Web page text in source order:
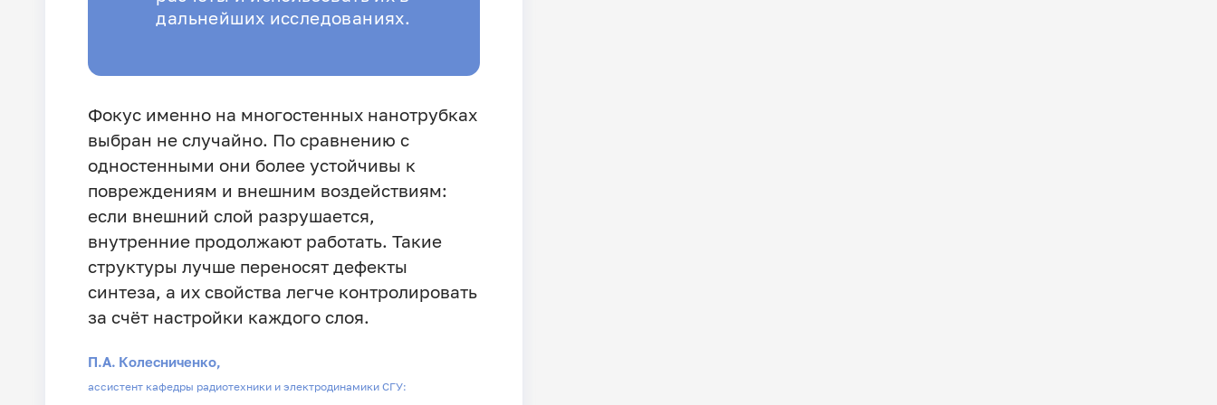
дальнейших исследованиях.
Фокус именно на многостенных нанотрубках
выбран не случайно. По сравнению с
одностенными они более устойчивы к
повреждениям и внешним воздействиям:
если внешний слой разрушается,
внутренние продолжают работать. Такие
структуры лучше переносят дефекты
синтеза, а их свойства легче контролировать
за счёт настройки каждого слоя.
П.А. Колесниченко,
ассистент кафедры радиотехники и электродинамики СГУ: